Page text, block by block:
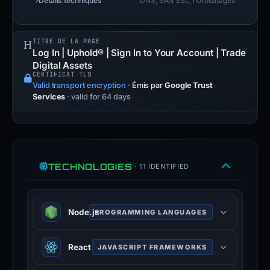
TITRE DE LA PAGE
Log In | Uphold® | Sign In to Your Account | Trade
Digital Assets
CERTIFICAT TLS
Valid transport encryption · Émis par Google Trust
Services · valid for 64 days
TECHNOLOGIES · 11 IDENTIFIED
Node.jsPROGRAMMING LANGUAGES
Node.js is an open-source, cross-
platform, JavaScript runtime
React JAVASCRIPT FRAMEWORKS